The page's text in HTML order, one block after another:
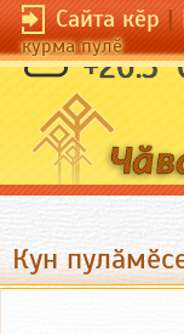
Сайта кӗр|
курма пулӗ
+20.5
Кун